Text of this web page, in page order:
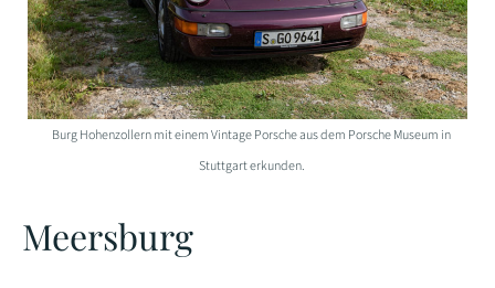
Burg Hohenzollern mit einem Vintage Porsche aus dem Porsche Museum in
Stuttgart erkunden.
Meersburg